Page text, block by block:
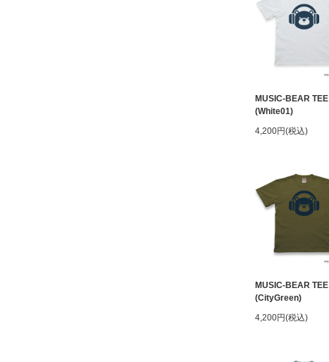
MUSIC-BEAR TEE
(White01)
4,200円(税込)
MUSIC-BEAR TEE
(CityGreen)
4,200円(税込)